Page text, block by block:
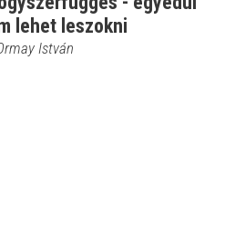
lehet leszokni
István